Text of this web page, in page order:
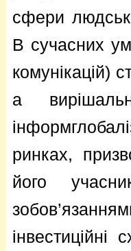
сфери
В сучасних
комунікацій)
а
ринках,
його